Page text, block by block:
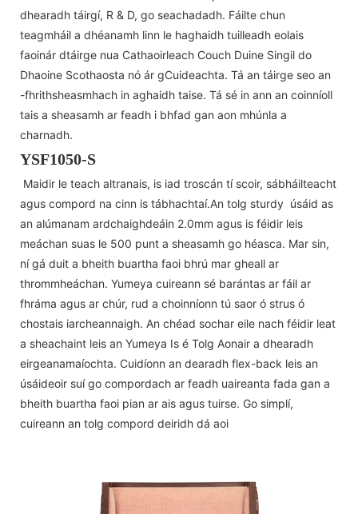
dhearadh táirgí, R & D, go seachadadh. Fáilte chun
teagmháil a dhéanamh linn le haghaidh tuilleadh eolais
faoinár dtáirge nua Cathaoirleach Couch Duine Singil do
Dhaoine Scothaosta nó ár gCuideachta. Tá an táirge seo an
-fhrithsheasmhach in aghaidh taise. Tá sé in ann an coinníoll
tais a sheasamh ar feadh i bhfad gan aon mhúnla a
charnadh.
YSF1050-S
Maidir le teach altranais, is iad troscán tí scoir, sábháilteacht
agus compord na cinn is tábhachtaí.An tolg sturdy úsáid as
an alúmanam ardchaighdeáin 2.0mm agus is féidir leis
meáchan suas le 500 punt a sheasamh go héasca. Mar sin,
ní gá duit a bheith buartha faoi bhrú mar gheall ar
thrommheáchan. Yumeya cuireann sé barántas ar fáil ar
fhráma agus ar chúr, rud a choinníonn tú saor ó strus ó
chostais iarcheannaigh. An chéad sochar eile nach féidir leat
a sheachaint leis an Yumeya Is é Tolg Aonair a dhearadh
eirgeanamaíochta. Cuidíonn an dearadh flex-back leis an
úsáideoir suí go compordach ar feadh uaireanta fada gan a
bheith buartha faoi pian ar ais agus tuirse. Go simplí,
cuireann an tolg compord deiridh dá aoi